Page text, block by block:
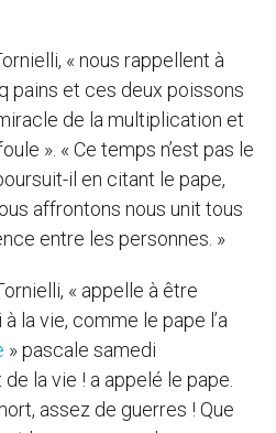
« nous rappellent à
pains et ces deux poissons
de la multiplication et
». « Ce temps n’est pas le
il en citant le pape,
affrontons nous unit tous
entre les personnes. »
« appelle à être
la vie, comme le pape l’a
» pascale samedi
la vie ! a appelé le pape.
assez de guerres ! Que